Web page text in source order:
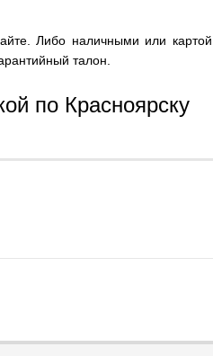
Либо наличными или картой
талон.
по Красноярску